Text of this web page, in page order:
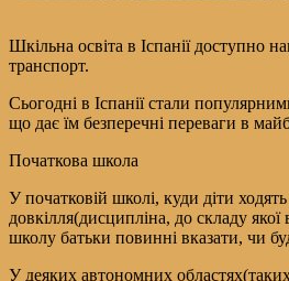
Шкільна освіта в Іспанії доступно
транспорт.
Сьогодні в Іспанії стали
що дає їм безперечні переваги в
Початкова школа
У початковій школі, куди діти
довкілля(дисципліна, до складу якої
школу батьки повинні вказати, чи
У деяких автономних